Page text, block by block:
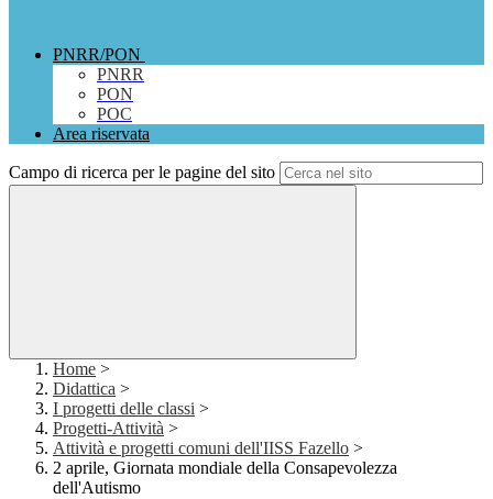
PNRR/PON
PNRR
PON
POC
Area riservata
Campo di ricerca per le pagine del sito
Home >
Didattica >
I progetti delle classi >
Progetti-Attività >
Attività e progetti comuni dell'IISS Fazello >
2 aprile, Giornata mondiale della Consapevolezza
dell'Autismo